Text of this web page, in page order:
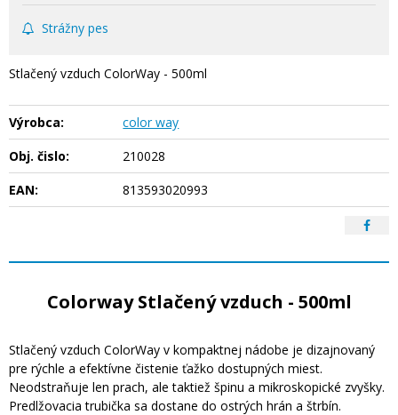
Strážny pes
Stlačený vzduch ColorWay - 500ml
Výrobca:
color way
Obj. čislo:
210028
EAN:
813593020993
Colorway Stlačený vzduch - 500ml
Stlačený vzduch ColorWay v kompaktnej nádobe je dizajnovaný
pre rýchle a efektívne čistenie ťažko dostupných miest.
Neodstraňuje len prach, ale taktiež špinu a mikroskopické zvyšky.
Predlžovacia trubička sa dostane do ostrých hrán a štrbín.